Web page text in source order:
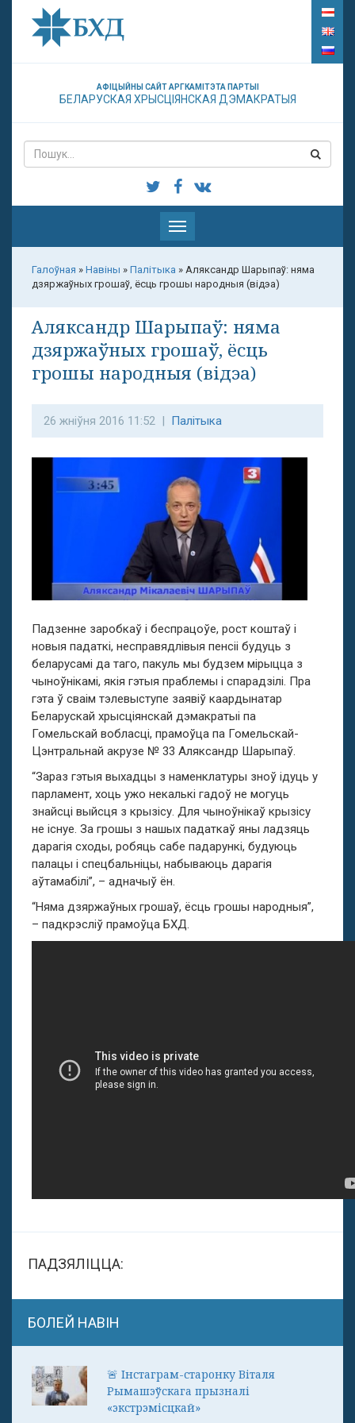
АФІЦЫЙНЫ САЙТ АРГКАМІТЭТА ПАРТЫІ
БЕЛАРУСКАЯ ХРЫСЦІЯНСКАЯ ДЭМАКРАТЫЯ
Паказаць
меню
Галоўная » Навіны » Палітыка » Аляксандр Шарыпаў: няма
дзяржаўных грошаў, ёсць грошы народныя (відэа)
Аляксандр Шарыпаў: няма
дзяржаўных грошаў, ёсць
грошы народныя (відэа)
26 жніўня 2016 11:52 | Палітыка
Падзенне заробкаў і беспрацоўе, рост коштаў і
новыя падаткі, несправядлівыя пенсіі будуць з
беларусамі да таго, пакуль мы будзем мірыцца з
чыноўнікамі, якія гэтыя праблемы і спарадзілі. Пра
гэта ў сваім тэлевыступе заявіў каардынатар
Беларускай хрысціянскай дэмакратыі па
Гомельскай вобласці, прамоўца па Гомельскай-
Цэнтральнай акрузе № 33 Аляксандр Шарыпаў.
“Зараз гэтыя выхадцы з наменклатуры зноў ідуць у
парламент, хоць ужо некалькі гадоў не могуць
знайсці выйсця з крызісу. Для чыноўнікаў крызісу
не існуе. За грошы з нашых падаткаў яны ладзяць
дарагія сходы, робяць сабе падарункі, будуюць
палацы і спецбальніцы, набываюць дарагія
аўтамабілі”, – адначыў ён.
“Няма дзяржаўных грошаў, ёсць грошы народныя”,
– падкрэсліў прамоўца БХД.
ПАДЗЯЛІЦЦА:
БОЛЕЙ НАВІН
🚨 Інстаграм-старонку Віталя
Рымашэўскага прызналі
«экстрэмісцкай»